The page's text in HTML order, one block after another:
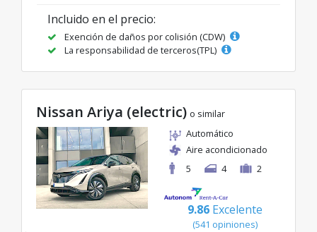
Incluido en el precio:
Exención de daños por colisión (CDW)
La responsabilidad de terceros(TPL)
Nissan Ariya (electric) o similar
Automático
Aire acondicionado
5
4 2
9.86 Excelente
(541 opiniones)